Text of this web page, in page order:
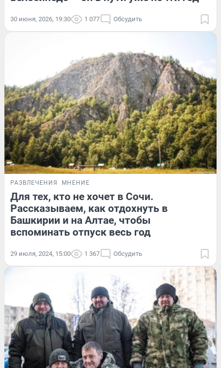
30 июня, 2026, 19:30 1 077 Обсудить
РАЗВЛЕЧЕНИЯ МНЕНИЕ
Для тех, кто не хочет в Сочи.
Рассказываем, как отдохнуть в
Башкирии и на Алтае, чтобы
вспоминать отпуск весь год
29 июля, 2024, 15:00 1 367 Обсудить